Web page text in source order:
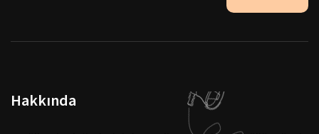
Hakkında